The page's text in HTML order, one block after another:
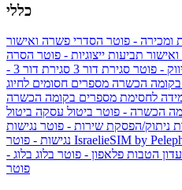
כללי
ומכירה - פוטר הסדרי פשרה ואישור
תביעות ייצוגיות - פוטר הסרה
- פוטר סגירת דור 3
סגירת דור 3 -
בקומה הכשרה מספרים חסומים לחיוג
לחסימת מספרים בקומה הכשרה
הכשרה - פוטר ביטול עסקה ביטול
ניתוק/הפסקת שירות - פוטר נגישות
IsraelieSIM by
הטבות פלאפון - פוטר בלוג בלוג -
פוטר